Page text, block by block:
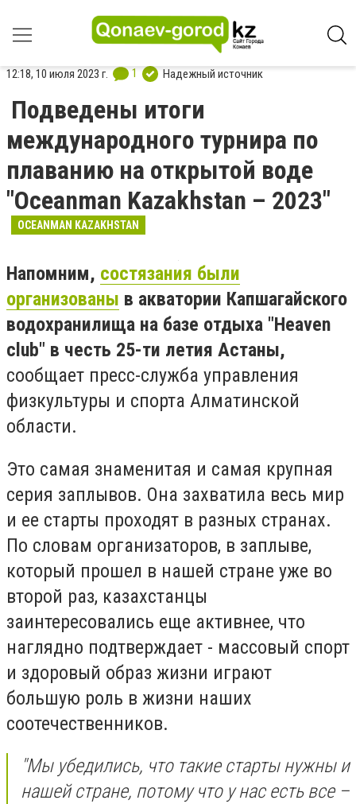
12:18, 10 июля 2023 г. 1 Надежный источник
Подведены итоги
международного турнира по
плаванию на открытой воде
"Oceanman Kazakhstan – 2023"
OCEANMAN KAZAKHSTAN
Напомним, состязания были
организованы в акватории Капшагайского
водохранилища на базе отдыха "Heaven
club" в честь 25-ти летия Астаны,
сообщает пресс-служба управления
физкультуры и спорта Алматинской
области.
Это самая знаменитая и самая крупная
серия заплывов. Она захватила весь мир
и ее старты проходят в разных странах.
По словам организаторов, в заплыве,
который прошел в нашей стране уже во
второй раз, казахстанцы
заинтересовались еще активнее, что
наглядно подтверждает - массовый спорт
и здоровый образ жизни играют
большую роль в жизни наших
соотечественников.
"Мы убедились, что такие старты нужны и
нашей стране, потому что у нас есть все –